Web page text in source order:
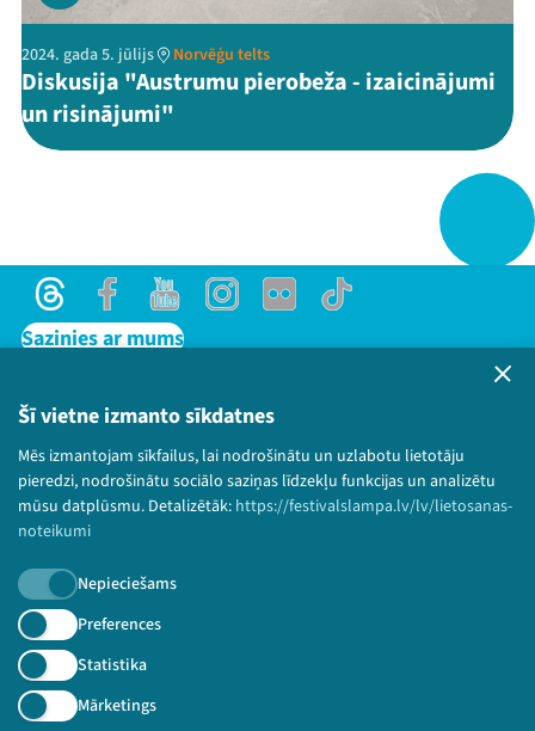
Šī vietne izmanto sīkdatnes
Mēs izmantojam sīkfailus, lai nodrošinātu un uzlabotu lietotāju
pieredzi, nodrošinātu sociālo saziņas līdzekļu funkcijas un analizētu
mūsu datplūsmu. Detalizētāk: https://festivalslampa.lv/lv/lietosanas-
noteikumi
Nepieciešams
Preferences
Statistika
Mārketings
TikTok
2024. gada 5. jūlijs Norvēģu telts
Diskusija "Austrumu pierobeža - izaicinājumi
un risinājumi"
ThreadsFacebookYoutubeInstagram
Flick TikTok
Sazinies ar mums
Lietošanas noteikumi un sīkdatņu politika
Bērnu aizsardzības politika
© 2026 Sarunu festivāls LAMPA Visas tiesības
paturētas.
Piesakies jaunumiem!
Nepalaid garām aktuālāko informāciju!